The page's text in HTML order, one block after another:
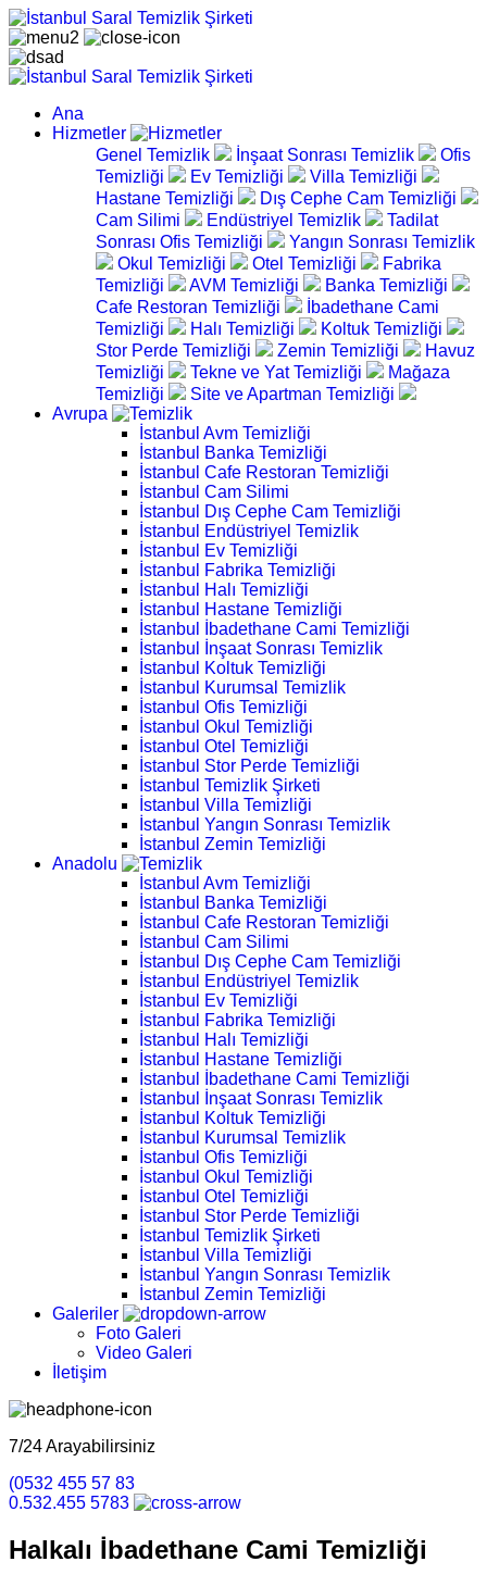
Ana
Hizmetler
Genel Temizlik
İnşaat Sonrası Temizlik
Ofis
Temizliği
Ev Temizliği
Villa Temizliği
Hastane Temizliği
Dış Cephe Cam Temizliği
Cam Silimi
Endüstriyel Temizlik
Tadilat
Sonrası Ofis Temizliği
Yangın Sonrası Temizlik
Okul Temizliği
Otel Temizliği
Fabrika
Temizliği
AVM Temizliği
Banka Temizliği
Cafe Restoran Temizliği
İbadethane Cami
Temizliği
Halı Temizliği
Koltuk Temizliği
Stor Perde Temizliği
Zemin Temizliği
Havuz
Temizliği
Tekne ve Yat Temizliği
Mağaza
Temizliği
Site ve Apartman Temizliği
Avrupa
İstanbul Avm Temizliği
İstanbul Banka Temizliği
İstanbul Cafe Restoran Temizliği
İstanbul Cam Silimi
İstanbul Dış Cephe Cam Temizliği
İstanbul Endüstriyel Temizlik
İstanbul Ev Temizliği
İstanbul Fabrika Temizliği
İstanbul Halı Temizliği
İstanbul Hastane Temizliği
İstanbul İbadethane Cami Temizliği
İstanbul İnşaat Sonrası Temizlik
İstanbul Koltuk Temizliği
İstanbul Kurumsal Temizlik
İstanbul Ofis Temizliği
İstanbul Okul Temizliği
İstanbul Otel Temizliği
İstanbul Stor Perde Temizliği
İstanbul Temizlik Şirketi
İstanbul Villa Temizliği
İstanbul Yangın Sonrası Temizlik
İstanbul Zemin Temizliği
Anadolu
İstanbul Avm Temizliği
İstanbul Banka Temizliği
İstanbul Cafe Restoran Temizliği
İstanbul Cam Silimi
İstanbul Dış Cephe Cam Temizliği
İstanbul Endüstriyel Temizlik
İstanbul Ev Temizliği
İstanbul Fabrika Temizliği
İstanbul Halı Temizliği
İstanbul Hastane Temizliği
İstanbul İbadethane Cami Temizliği
İstanbul İnşaat Sonrası Temizlik
İstanbul Koltuk Temizliği
İstanbul Kurumsal Temizlik
İstanbul Ofis Temizliği
İstanbul Okul Temizliği
İstanbul Otel Temizliği
İstanbul Stor Perde Temizliği
İstanbul Temizlik Şirketi
İstanbul Villa Temizliği
İstanbul Yangın Sonrası Temizlik
İstanbul Zemin Temizliği
Galeriler
Foto Galeri
Video Galeri
İletişim
7/24 Arayabilirsiniz
(0532 455 57 83
0.532.455 5783
Halkalı İbadethane Cami Temizliği